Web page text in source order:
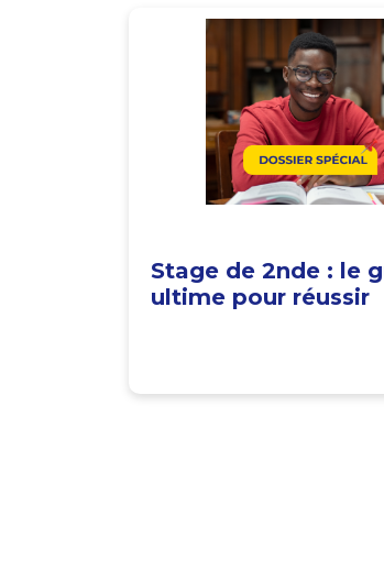
Stage de 2nde : le
ultime pour réussir